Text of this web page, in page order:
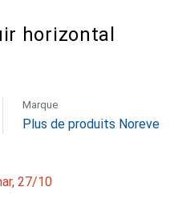
horizontal
Marque
Plus de produits Noreve
27/10